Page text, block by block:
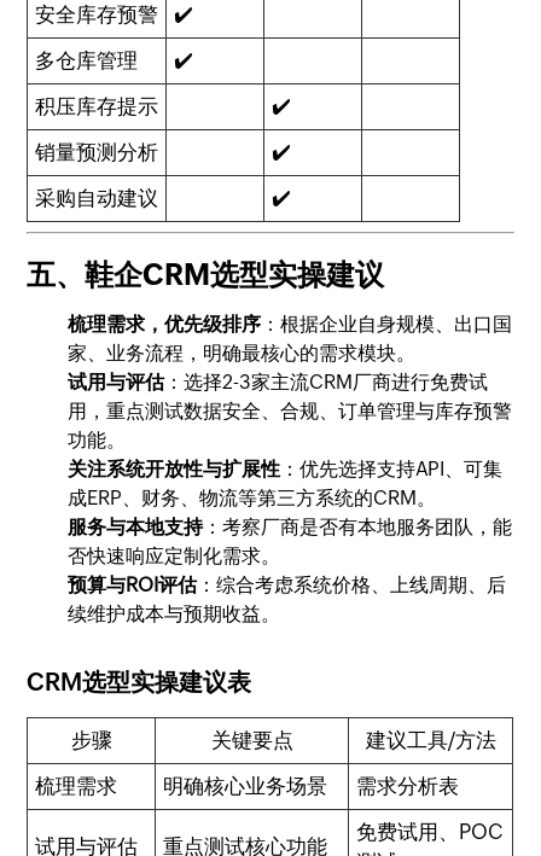
安全库存预警
✔️
多仓库管理
✔️
积压库存提示
✔️
销量预测分析
✔️
采购自动建议
✔️
五、鞋企CRM选型实操建议
梳理需求，优先级排序 ：根据企业自身规模、出口国
家、业务流程，明确最核心的需求模块。
试用与评估：选择2-3家主流CRM厂商进行免费试
用，重点测试数据安全、合规、订单管理与库存预警
功能。
关注系统开放性与扩展性 ：优先选择支持API、可集
成ERP、财务、物流等第三方系统的CRM。
服务与本地支持：考察厂商是否有本地服务团队，能
否快速响应定制化需求。
预算与ROI评估：综合考虑系统价格、上线周期、后
续维护成本与预期收益。
CRM选型实操建议表
步骤 关键要点
建议工具/方法
梳理需求
明确核心业务场景 需求分析表
试用与评估 重点测试核心功能
免费试用、POC